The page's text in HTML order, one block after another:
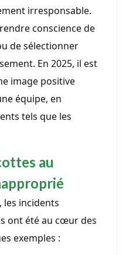
irresponsable.
conscience de
de sélectionner
En 2025, il est
image positive
équipe, en
tels que les
au
les incidents
ont été au cœur des
exemples :